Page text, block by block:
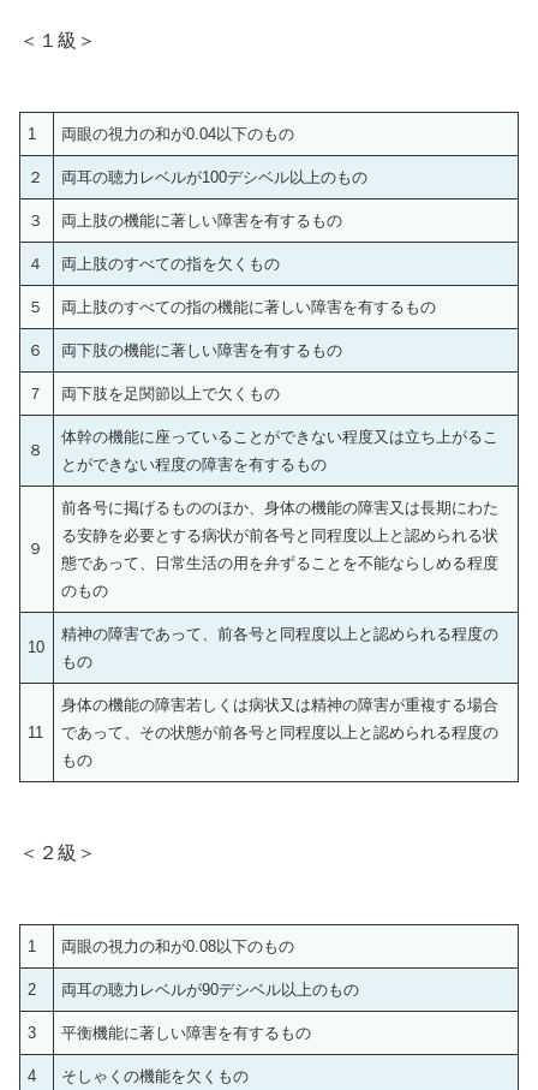
＜１級＞
1 両眼の視力の和が0.04以下のもの
２ 両耳の聴力レベルが100デシベル以上のもの
３ 両上肢の機能に著しい障害を有するもの
４ 両上肢のすべての指を欠くもの
５ 両上肢のすべての指の機能に著しい障害を有するもの
６ 両下肢の機能に著しい障害を有するもの
７ 両下肢を足関節以上で欠くもの
８
体幹の機能に座っていることができない程度又は立ち上がるこ
とができない程度の障害を有するもの
９
前各号に掲げるもののほか、身体の機能の障害又は長期にわた
る安静を必要とする病状が前各号と同程度以上と認められる状
態であって、日常生活の用を弁ずることを不能ならしめる程度
のもの
10
精神の障害であって、前各号と同程度以上と認められる程度の
もの
11
身体の機能の障害若しくは病状又は精神の障害が重複する場合
であって、その状態が前各号と同程度以上と認められる程度の
もの
＜２級＞
1 両眼の視力の和が0.08以下のもの
2 両耳の聴力レベルが90デシベル以上のもの
3 平衡機能に著しい障害を有するもの
4 そしゃくの機能を欠くもの